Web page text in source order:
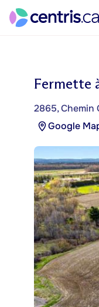
Fermette
2865, Chemin
Google